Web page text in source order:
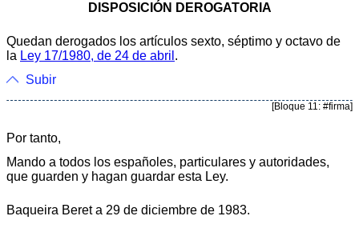
DISPOSICIÓN DEROGATORIA
Quedan derogados los artículos sexto, séptimo y octavo de
la Ley 17/1980, de 24 de abril .
Subir
[Bloque 11: #firma]
Por tanto,
Mando a todos los españoles, particulares y autoridades,
que guarden y hagan guardar esta Ley.
Baqueira Beret a 29 de diciembre de 1983.